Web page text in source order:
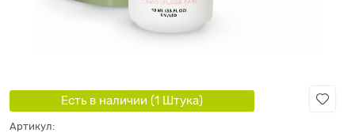
Есть в наличии (1 Штука)
Артикул: